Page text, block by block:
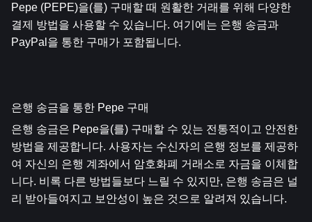
Pepe (PEPE)을(를) 구매할 때 원활한 거래를 위해 다양한
결제 방법을 사용할 수 있습니다. 여기에는 은행 송금과
PayPal을 통한 구매가 포함됩니다.
은행 송금을 통한 Pepe 구매
은행 송금은 Pepe을(를) 구매할 수 있는 전통적이고 안전한
방법을 제공합니다. 사용자는 수신자의 은행 정보를 제공하
여 자신의 은행 계좌에서 암호화폐 거래소로 자금을 이체합
니다. 비록 다른 방법들보다 느릴 수 있지만, 은행 송금은 널
리 받아들여지고 보안성이 높은 것으로 알려져 있습니다.